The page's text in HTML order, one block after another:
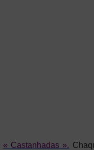
« Castanhadas ».